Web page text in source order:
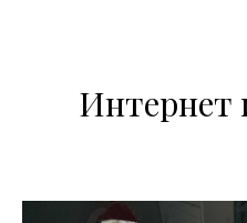
Интернет